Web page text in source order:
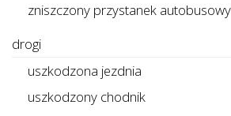
zniszczony przystanek autobusowy
drogi
uszkodzona jezdnia
uszkodzony chodnik